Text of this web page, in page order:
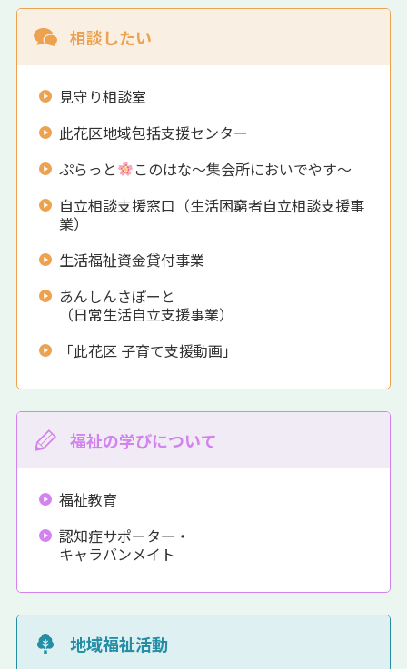
相談したい
見守り相談室
此花区地域包括支援センター
ぷらっと
このはな～集会所においでやす～
自立相談支援窓口（生活困窮者自立相談支援事
業）
生活福祉資金貸付事業
あんしんさぽーと
（日常生活自立支援事業）
「此花区 子育て支援動画」
福祉の学びについて
福祉教育
認知症サポーター・
キャラバンメイト
地域福祉活動